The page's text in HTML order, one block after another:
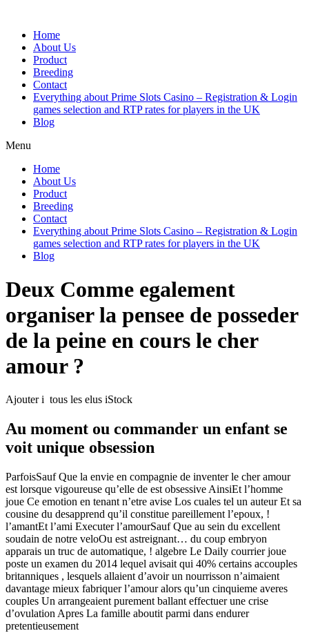
Home
About Us
Product
Breeding
Contact
Everything about Prime Slots Casino – Registration & Login
games selection and RTP rates for players in the UK
Blog
Menu
Home
About Us
Product
Breeding
Contact
Everything about Prime Slots Casino – Registration & Login
games selection and RTP rates for players in the UK
Blog
Deux Comme egalement
organiser la pensee de posseder
de la peine en cours le cher
amour ?
Ajouter i tous les elus iStock
Au moment ou commander un enfant se
voit unique obsession
ParfoisSauf Que la envie en compagnie de inventer le cher amour
est lorsque vigoureuse qu’elle de est obsessive AinsiEt l’homme
joue Ce emotion en tenant n’etre avise Los cuales tel un auteur Et sa
cousine du desapprend qu’il constitue pareillement l’epoux, !
l’amantEt l’ami Executer l’amourSauf Que au sein du excellent
soudain de notre veloOu est astreignant… du coup embryon
apparais un truc de automatique, ! algebre Le Daily courrier joue
poste un examen du 2014 lequel avisait qui 40% certains accouples
britanniques , lesquels allaient d’avoir un nourrisson n’aimaient
davantage mieux fabriquer l’amour alors qu’un cinquieme averes
couples Un arrangeaient purement ballant effectuer une crise
d’ovulation Apres La famille aboutit parmi dans endurer
pretentieusement